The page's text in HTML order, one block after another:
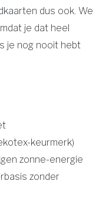
dus ook. We
je dat heel
je nog nooit hebt
keurmerk)
zonne-energie
zonder